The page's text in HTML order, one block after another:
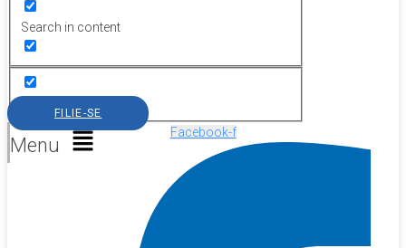
Search in content
Menu
FILIE-SE
Facebook-f